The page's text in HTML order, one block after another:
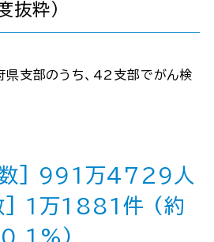
粋）
県支部のうち、42支部でがん検
数] 991万4729人
] 1万1881件 (約
0.1%)